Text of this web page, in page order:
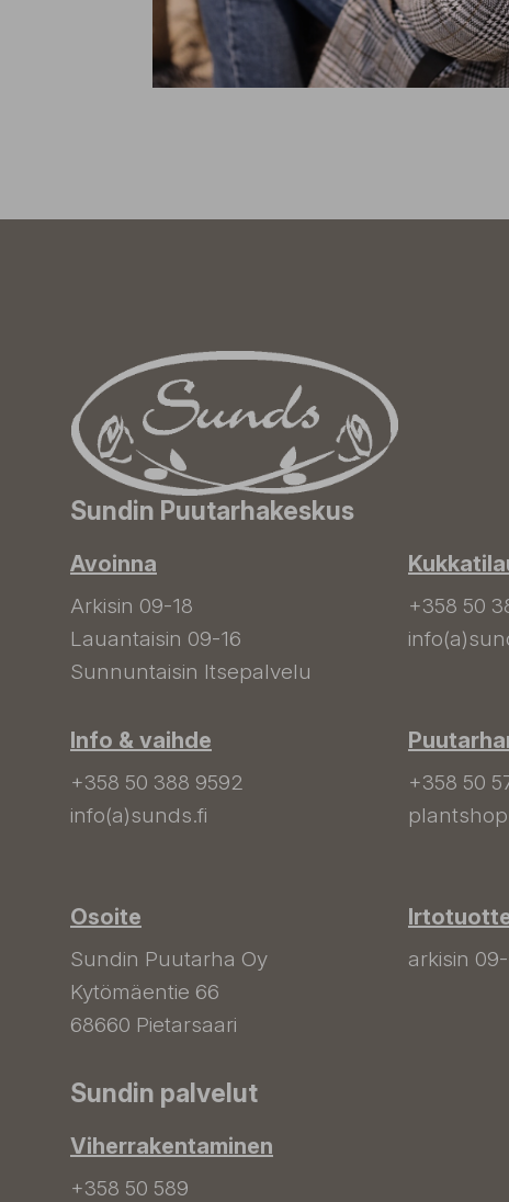
Sundin Puutarhakeskus
Avoinna
Arkisin 09-18
Lauantaisin 09-16
Sunnuntaisin Itsepalvelu
Info & vaihde
+358 50 388 9592
info(a)sunds.fi
Osoite
Sundin Puutarha Oy
Kytömäentie 66
68660 Pietarsaari
+358 50
+358 50
arkisin
Sundin palvelut
Viherrakentaminen
+358 50 589